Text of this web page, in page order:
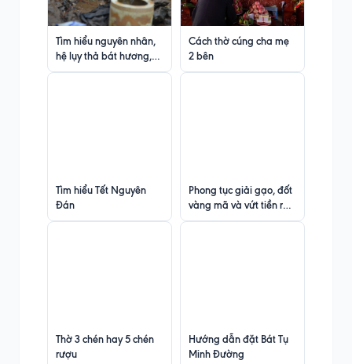
Tìm hiểu nguyên nhân,
hệ lụy thả bát hương,
đồ thờ xuống sông hồ
Cách thờ cúng cha mẹ
2 bên
Tìm hiểu Tết Nguyên
Đán
Phong tục giải gạo, đốt
vàng mã và vứt tiền ra
ngã ba, ngã tư
Thờ 3 chén hay 5 chén
rượu
Hướng dẫn đặt Bát Tụ
Minh Đường